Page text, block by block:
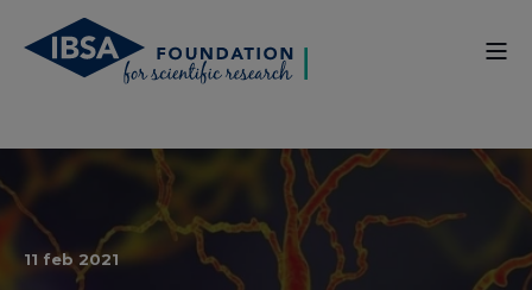
11 feb 2021